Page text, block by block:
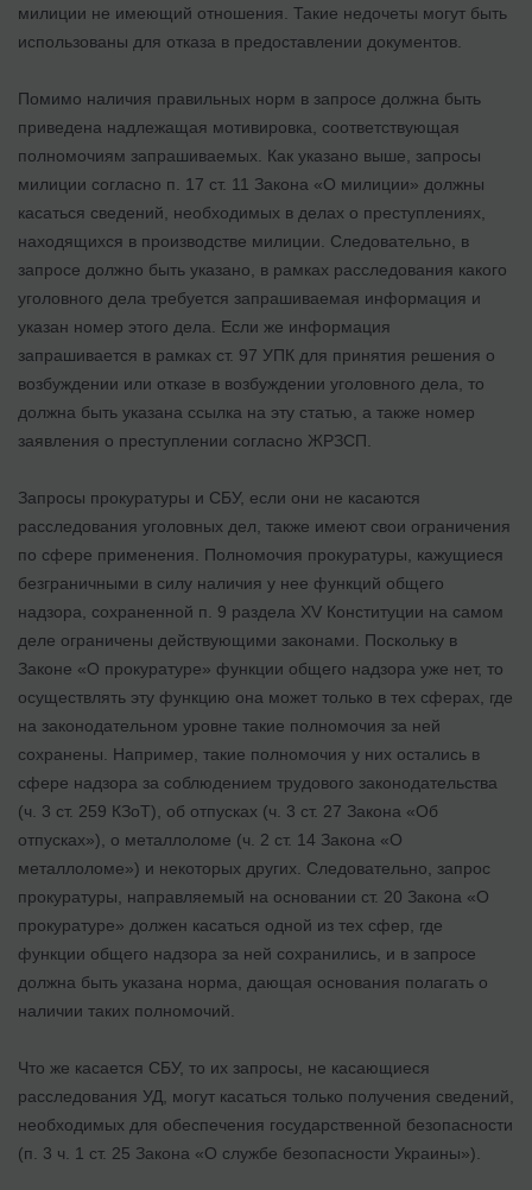
милиции не имеющий отношения. Такие недочеты могут быть
использованы для отказа в предоставлении документов.
Помимо наличия правильных норм в запросе должна быть
приведена надлежащая мотивировка, соответствующая
полномочиям запрашиваемых. Как указано выше, запросы
милиции согласно п. 17 ст. 11 Закона «О милиции» должны
касаться сведений, необходимых в делах о преступлениях,
находящихся в производстве милиции. Следовательно, в
запросе должно быть указано, в рамках расследования какого
уголовного дела требуется запрашиваемая информация и
указан номер этого дела. Если же информация
запрашивается в рамках ст. 97 УПК для принятия решения о
возбуждении или отказе в возбуждении уголовного дела, то
должна быть указана ссылка на эту статью, а также номер
заявления о преступлении согласно ЖРЗСП.
Запросы прокуратуры и СБУ, если они не касаются
расследования уголовных дел, также имеют свои ограничения
по сфере применения. Полномочия прокуратуры, кажущиеся
безграничными в силу наличия у нее функций общего
надзора, сохраненной п. 9 раздела XV Конституции на самом
деле ограничены действующими законами. Поскольку в
Законе «О прокуратуре» функции общего надзора уже нет, то
осуществлять эту функцию она может только в тех сферах, где
на законодательном уровне такие полномочия за ней
сохранены. Например, такие полномочия у них остались в
сфере надзора за соблюдением трудового законодательства
(ч. 3 ст. 259 КЗоТ), об отпусках (ч. 3 ст. 27 Закона «Об
отпусках»), о металлоломе (ч. 2 ст. 14 Закона «О
металлоломе») и некоторых других. Следовательно, запрос
прокуратуры, направляемый на основании ст. 20 Закона «О
прокуратуре» должен касаться одной из тех сфер, где
функции общего надзора за ней сохранились, и в запросе
должна быть указана норма, дающая основания полагать о
наличии таких полномочий.
Что же касается СБУ, то их запросы, не касающиеся
расследования УД, могут касаться только получения сведений,
необходимых для обеспечения государственной безопасности
(п. 3 ч. 1 ст. 25 Закона «О службе безопасности Украины»).